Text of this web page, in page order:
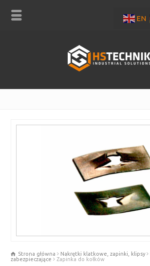
Strona główna Nakrętki klatkowe, zapinki, klipsy
zabezpieczające
Zapinka do kołków
EN